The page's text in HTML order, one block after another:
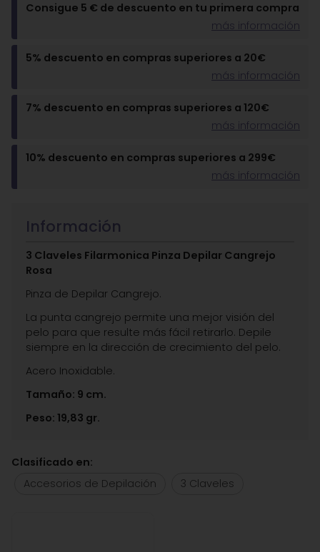
Consigue 5 € de descuento en tu primera compra
más información
5% descuento en compras superiores a 20€
más información
7% descuento en compras superiores a 120€
más información
10% descuento en compras superiores a 299€
más información
Información
3 Claveles Filarmonica Pinza Depilar Cangrejo
Rosa
Pinza de Depilar Cangrejo.
La punta cangrejo permite una mejor visión del
pelo para que resulte más fácil retirarlo. Depile
siempre en la dirección de crecimiento del pelo.
Acero Inoxidable.
Tamaño: 9 cm.
Peso: 19,83 gr.
Clasificado en:
Accesorios de Depilación
3 Claveles